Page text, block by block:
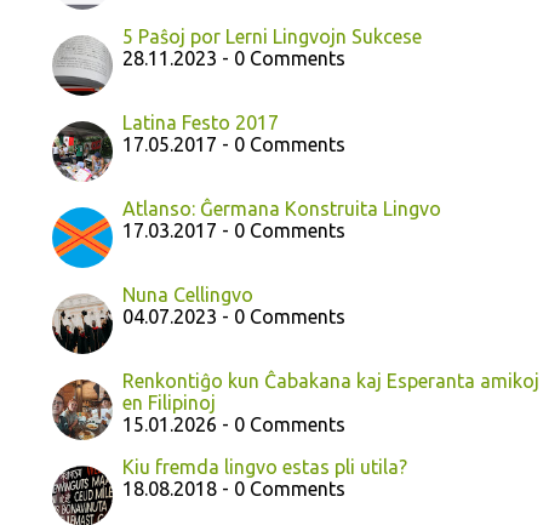
5 Paŝoj por Lerni Lingvojn Sukcese
28.11.2023 - 0 Comments
Latina Festo 2017
17.05.2017 - 0 Comments
Atlanso: Ĝermana Konstruita Lingvo
17.03.2017 - 0 Comments
Nuna Cellingvo
04.07.2023 - 0 Comments
Renkontiĝo kun Ĉabakana kaj Esperanta amikoj
en Filipinoj
15.01.2026 - 0 Comments
Kiu fremda lingvo estas pli utila?
18.08.2018 - 0 Comments